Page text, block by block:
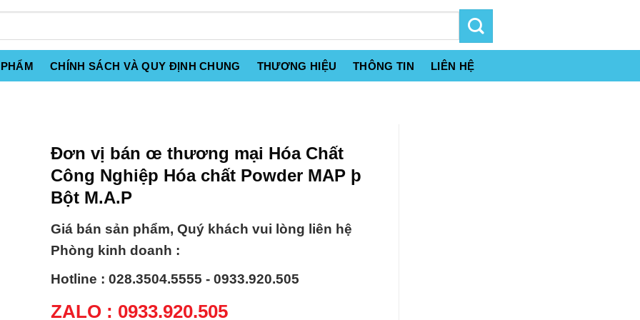
CHÍNH SÁCH VÀ QUY ĐỊNH CHUNG THƯƠNG HIỆU THÔNG TIN LIÊN HỆ
Đơn vị bán œ thương mại Hóa Chất
Công Nghiệp Hóa chất Powder MAP þ
Bột M.A.P
Giá bán sản phẩm, Quý khách vui lòng liên hệ
Phòng kinh doanh :
Hotline : 028.3504.5555 - 0933.920.505
ZALO : 0933.920.505